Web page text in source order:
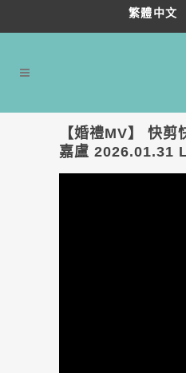
繁體中文
【婚禮MV】 快
嘉盧 2026.01.31